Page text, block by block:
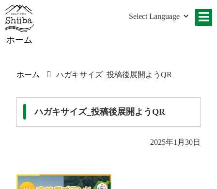
ホーム
ホーム ハガキサイズ_投稿後展開ようQR
ハガキサイズ_投稿後展開ようQR
2025年1月30日